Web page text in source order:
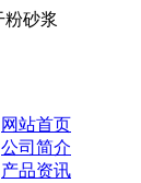
网站首页
公司简介
产品资讯